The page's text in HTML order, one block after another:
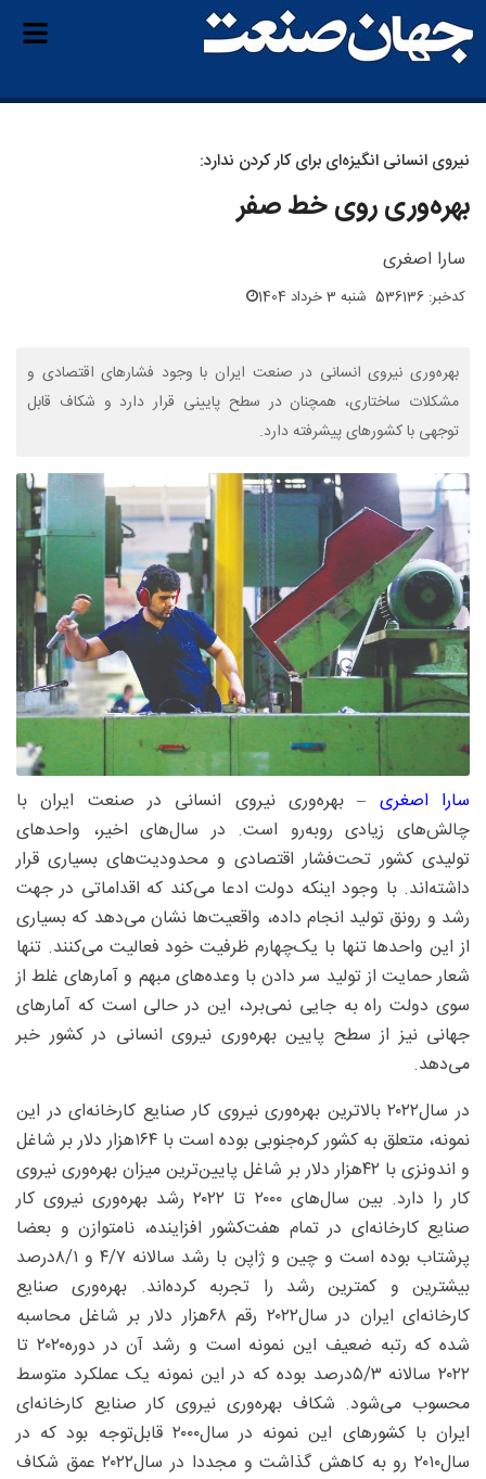
نیروی انسانی انگیزه‌ای برای کار کردن ندارد:
بهره‌وری روی خط صفر
سارا اصغری
کدخبر: 536136 شنبه 3 خرداد 1404
بهره‌وری نیروی انسانی در صنعت ایران با وجود فشارهای اقتصادی و
مشکلات ساختاری، همچنان در سطح پایینی قرار دارد و شکاف قابل
توجهی با کشورهای پیشرفته دارد.
سارا اصغری – بهره‌وری نیروی انسانی در صنعت ایران با
چالش‌های زیادی روبه‌رو است. در سال‌های اخیر، واحدهای
تولیدی کشور تحت‌فشار اقتصادی و محدودیت‌های بسیاری قرار
داشته‌اند. با وجود اینکه دولت ادعا می‌کند که اقداماتی در جهت
رشد و رونق تولید انجام داده، واقعیت‌ها نشان می‌دهد که بسیاری
از این واحدها تنها با یک‌چهارم ظرفیت خود فعالیت می‌کنند. تنها
شعار حمایت از تولید سر دادن با وعده‌های مبهم و آمارهای غلط از
سوی دولت راه به جایی نمی‌برد، این در حالی است که آمارهای
جهانی نیز از سطح پایین بهره‌وری نیروی انسانی در کشور خبر
می‌دهد.
در سال۲۰۲۲ بالاترین بهره‌وری نیروی کار صنایع کارخانه‌ای در این
نمونه، متعلق به کشور کره‌جنوبی بوده است با ۱۶۴‌هزار دلار بر شاغل
و اندونزی با ۴۲‌هزار دلار بر شاغل پایین‌ترین میزان بهره‌وری نیروی
کار را دارد. بین سال‌های ۲۰۰۰ تا ۲۰۲۲ رشد بهره‌وری نیروی کار
صنایع کارخانه‌ای در تمام هفت‌کشور افزاینده، نامتوازن و بعضا
پرشتاب بوده است و چین و ژاپن با رشد سالانه ۷/‏۴ و ۱/‏۸درصد
بیشترین و کمترین رشد را تجربه کرده‌اند. بهره‌وری صنایع
کارخانه‌ای ایران در سال۲۰۲۲ رقم ۶۸‌هزار دلار بر شاغل محاسبه
شده که رتبه ضعیف این نمونه است و رشد آن در دوره۲۰۲۰ تا
۲۰۲۲ سالانه ۳/‏۵‌درصد بوده که در این نمونه یک عملکرد متوسط
محسوب می‌شود. شکاف بهره‌وری نیروی کار صنایع کارخانه‌ای
ایران با کشورهای این نمونه در سال۲۰۰۰ قابل‌توجه بود که در
سال۲۰۱۰ رو به کاهش گذاشت و مجددا در سال۲۰۲۲ عمق شکاف